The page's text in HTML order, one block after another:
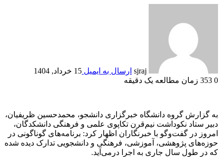
sjraj ارسال به ایمیل 15 خرداد, 1404
0
زمان مطالعه یک دقیقه
به گزارش گروه دانشگاه خبرگزاری دانشجو، محمدحسین ظریفیان،
دبیر ستاد نکوداشت نیم‌قرن تکاپوی علمی و فرهنگی دانشکدگان،
امروز در گفت‌و‌گو با خبرنگاران اظهار کرد: برنامه‌های گوناگونی در
حوزه‌های پژوهشی، آموزشی، فرهنگی و دانشجویی تدارک دیده شده
که در طول سال جاری به اجرا درمی‌آید.